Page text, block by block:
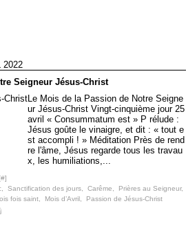
2022
Seigneur Jésus-Christ
Le Mois de la Passion de Notre Seigne
ur Jésus-Christ Vingt-cinquième jour 25
avril « Consummatum est » P rélude :
Jésus goûte le vinaigre, et dit : « tout e
st accompli ! » Méditation Près de rend
re l'âme, Jésus regarde tous les travau
x, les humiliations,...
#]
Sanctification des jours Carême Prières au Seigneur,
fois saint Mois d’Avril Passion de Jésus-Christ